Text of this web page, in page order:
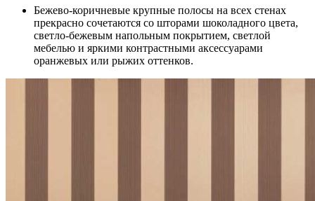
Бежево-коричневые крупные полосы на всех стенах
прекрасно сочетаются со шторами шоколадного цвета,
светло-бежевым напольным покрытием, светлой
мебелью и яркими контрастными аксессуарами
оранжевых или рыжих оттенков.